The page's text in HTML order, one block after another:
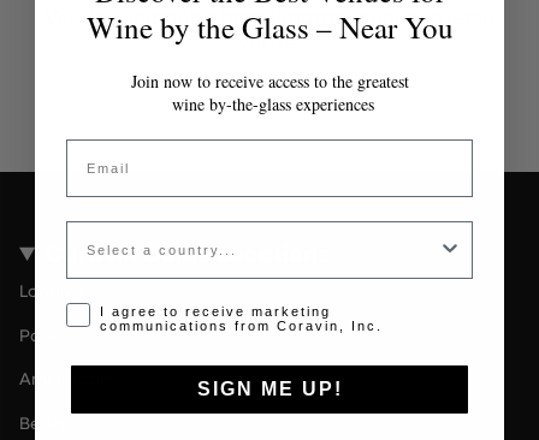
Veuillez contacter l'administrateur pour un jeton
valide.
Coravin Guide Locations
Londres
Paris
Amsterdam
Berlin
Wine by the Glass – Near You
Join now to receive access to the greatest
wine by-the-glass experiences
Email
Country
Opt-in disclaimer
I agree to receive marketing
communications from Coravin, Inc.
SIGN ME UP!